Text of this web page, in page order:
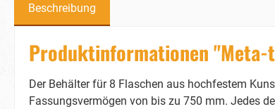
Beschreibung
Produktinformationen
Der Behälter für 8 Flaschen aus hochfestem
Fassungsvermögen von bis zu 750 mm. Jedes